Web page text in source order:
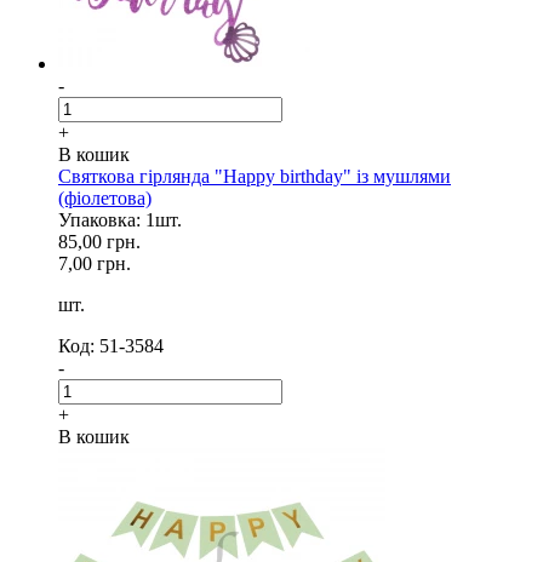
-
+
В кошик
Святкова гірлянда "Happy birthday" із мушлями
(фіолетова)
Упаковка: 1шт.
85,00 грн.
7,00 грн.
шт.
Код: 51-3584
-
+
В кошик